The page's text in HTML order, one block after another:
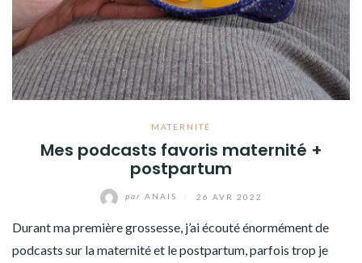
MATERNITÉ
Mes podcasts favoris maternité +
postpartum
par ANAIS 26 AVR 2022
Durant ma première grossesse, j’ai écouté énormément de
podcasts sur la maternité et le postpartum, parfois trop je